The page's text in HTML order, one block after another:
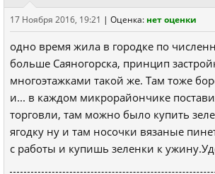
17 Ноября 2016, 19:21 | Оценка: нет оценки
одно время жила в городке по
больше Саяногорска, принцип
многоэтажками такой же. Там тоже
и... в каждом микрорайончике
торговли, там можно было купить
ягодку ну и там носочки вязаные
с работы и купишь зеленки к